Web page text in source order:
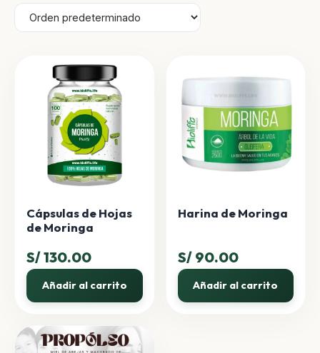
Cápsulas de Hojas
de Moringa
S/130.00
Añadir al carrito
Harina de Moringa
S/90.00
Añadir al carrito